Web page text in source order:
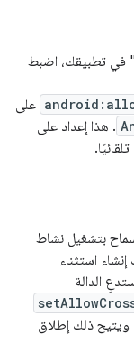
في تطبيقك، اضبط
على
. هذا إعداد على
بتشغيل نشاط
استثناء
الدالة
ويتيح ذلك إطلاق